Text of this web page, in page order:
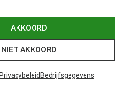
AKKOORD
NIET AKKOORD
Privacybeleid Bedrijfsgegevens